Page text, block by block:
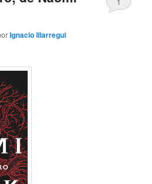
Ignacio Illarregui